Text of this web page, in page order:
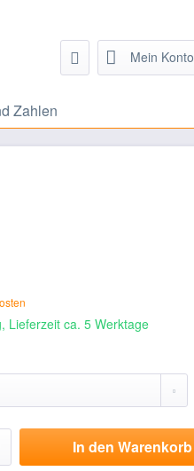
Mein Konto
Zahlen
Lieferzeit ca. 5 Werktage
In den Warenkorb